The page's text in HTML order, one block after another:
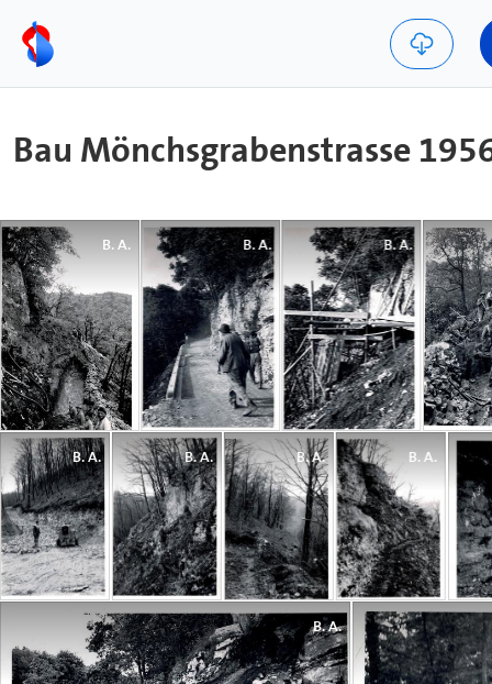
Bau Mönchsgrabenstrasse
B. A. B. A. B. A.
B. A. B. A. B. A. B. A.
B. A.